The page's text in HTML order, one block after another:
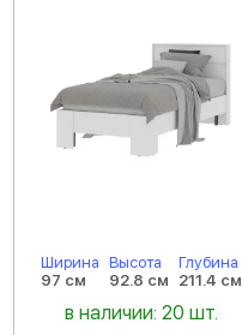
Ширина
97 см
Высота
92.8 см
Глубина
211.4 см
в наличии: 20 шт.